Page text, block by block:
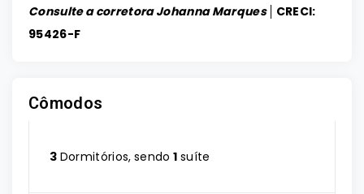
Consulte a corretora Johanna Marques │ CRECI:
95426-F
Cômodos
3 Dormitórios, sendo1 suíte